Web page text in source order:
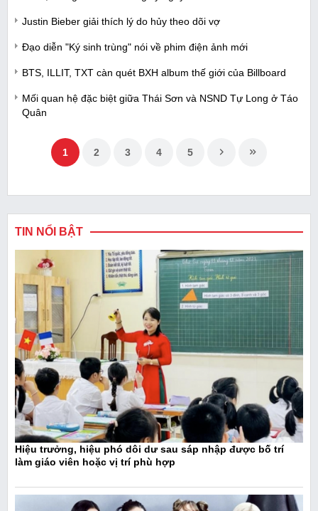
Justin Bieber giải thích lý do hủy theo dõi vợ
Đạo diễn "Ký sinh trùng" nói về phim điện ảnh mới
BTS, ILLIT, TXT càn quét BXH album thế giới của Billboard
Mối quan hệ đặc biệt giữa Thái Sơn và NSND Tự Long ở Táo
Quân
1 2 3 4 5
TIN NỔI BẬT
Hiệu trưởng, hiệu phó dôi dư sau sáp nhập được bố trí
làm giáo viên hoặc vị trí phù hợp